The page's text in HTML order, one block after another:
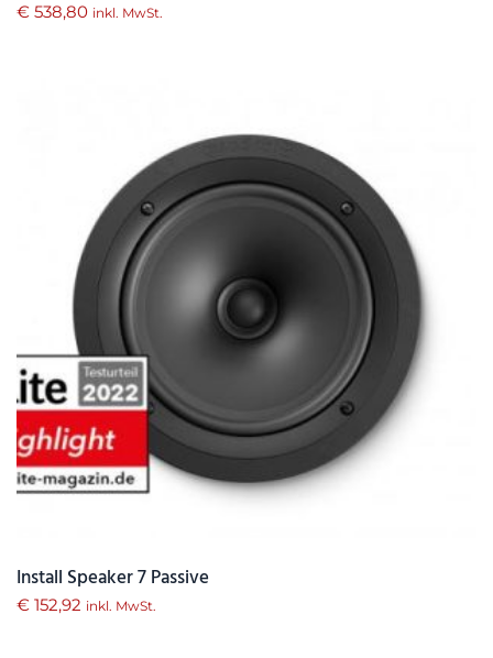
€ 538,80 inkl. MwSt.
Install Speaker 7 Passive
€ 152,92 inkl. MwSt.